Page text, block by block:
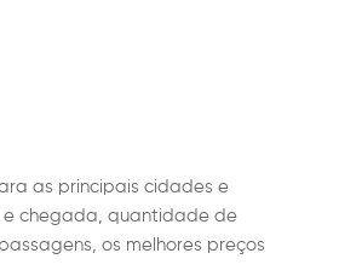
as principais cidades e
e chegada, quantidade de
os melhores preços